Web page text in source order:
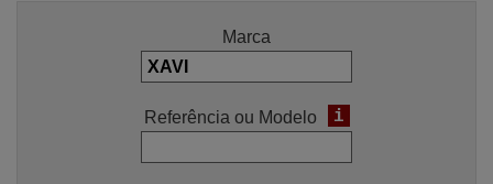
Marca
Referência ou Modelo i